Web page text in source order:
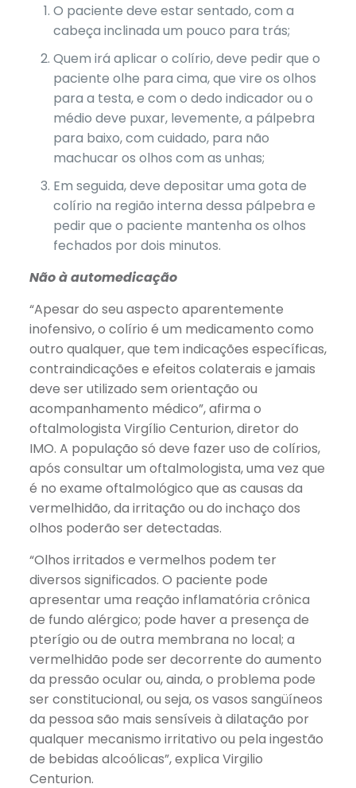
O paciente deve estar sentado, com a
cabeça inclinada um pouco para trás;
Quem irá aplicar o colírio, deve pedir que o
paciente olhe para cima, que vire os olhos
para a testa, e com o dedo indicador ou o
médio deve puxar, levemente, a pálpebra
para baixo, com cuidado, para não
machucar os olhos com as unhas;
Em seguida, deve depositar uma gota de
colírio na região interna dessa pálpebra e
pedir que o paciente mantenha os olhos
fechados por dois minutos.
Não à automedicação
“Apesar do seu aspecto aparentemente
inofensivo, o colírio é um medicamento como
outro qualquer, que tem indicações específicas,
contraindicações e efeitos colaterais e jamais
deve ser utilizado sem orientação ou
acompanhamento médico”, afirma o
oftalmologista Virgílio Centurion, diretor do
IMO. A população só deve fazer uso de colírios,
após consultar um oftalmologista, uma vez que
é no exame oftalmológico que as causas da
vermelhidão, da irritação ou do inchaço dos
olhos poderão ser detectadas.
“Olhos irritados e vermelhos podem ter
diversos significados. O paciente pode
apresentar uma reação inflamatória crônica
de fundo alérgico; pode haver a presença de
pterígio ou de outra membrana no local; a
vermelhidão pode ser decorrente do aumento
da pressão ocular ou, ainda, o problema pode
ser constitucional, ou seja, os vasos sangüíneos
da pessoa são mais sensíveis à dilatação por
qualquer mecanismo irritativo ou pela ingestão
de bebidas alcoólicas”, explica Virgilio
Centurion.